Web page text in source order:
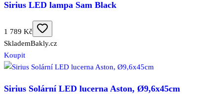
Sirius LED lampa Sam Black
1 789 Kč
SklademBakly.cz
Koupit
Sirius Solární LED lucerna Aston, Ø9,6x45cm